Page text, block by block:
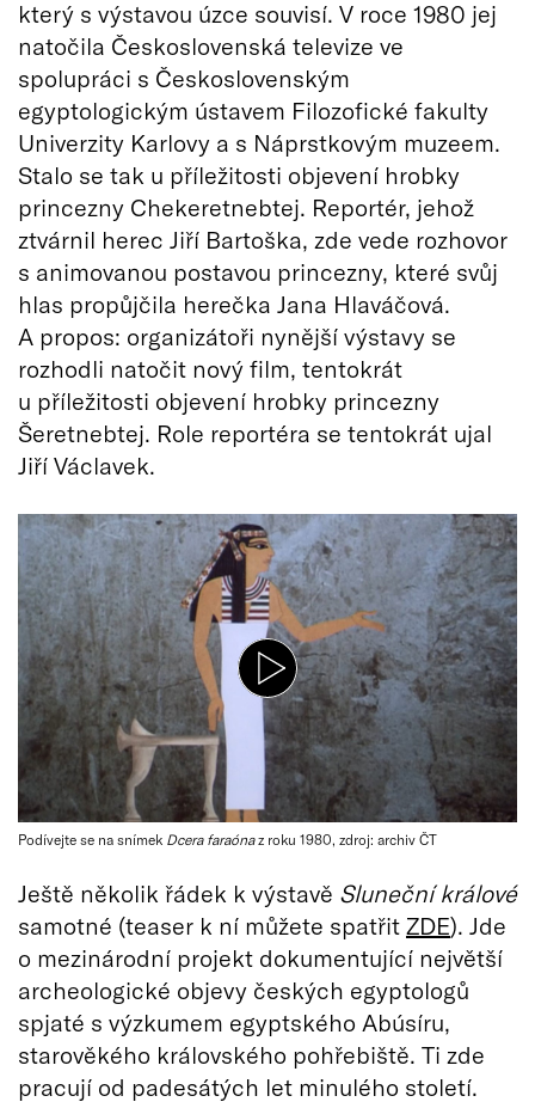
který s výstavou úzce souvisí. V roce 1980 jej
natočila Československá televize ve
spolupráci s Československým
egyptologickým ústavem Filozofické fakulty
Univerzity Karlovy a s Náprstkovým muzeem.
Stalo se tak u příležitosti objevení hrobky
princezny Chekeretnebtej. Reportér, jehož
ztvárnil herec Jiří Bartoška, zde vede rozhovor
s animovanou postavou princezny, které svůj
hlas propůjčila herečka Jana Hlaváčová.
A propos: organizátoři nynější výstavy se
rozhodli natočit nový film, tentokrát
u příležitosti objevení hrobky princezny
Šeretnebtej. Role reportéra se tentokrát ujal
Jiří Václavek.
Podívejte se na snímek Dcera faraónaz roku 1980, zdroj: archiv ČT
Ještě několik řádek k výstavě Sluneční králové
samotné (teaser k ní můžete spatřit ZDE). Jde
o mezinárodní projekt dokumentující největší
archeologické objevy českých egyptologů
spjaté s výzkumem egyptského Abúsíru,
starověkého královského pohřebiště. Ti zde
pracují od padesátých let minulého století.